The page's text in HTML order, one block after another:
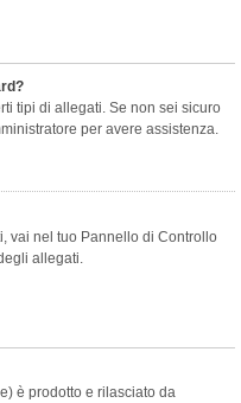
tipi di allegati. Se non sei sicuro
per avere assistenza.
vai nel tuo Pannello di Controllo
allegati.
è prodotto e rilasciato da